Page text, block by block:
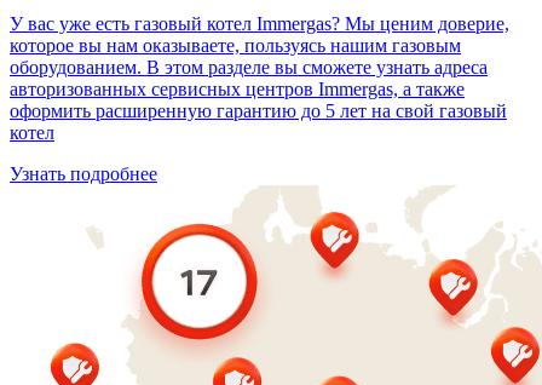
У вас уже есть газовый котел Immergas? Мы ценим доверие,
которое вы нам оказываете, пользуясь нашим газовым
оборудованием. В этом разделе вы сможете узнать адреса
авторизованных сервисных центров Immergas, а также
оформить расширенную гарантию до 5 лет на свой газовый
котел
Узнать подробнее